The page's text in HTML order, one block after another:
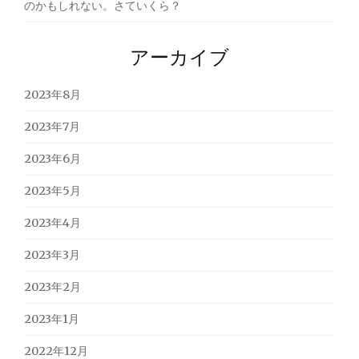
のかもしれない。さていくら？
アーカイブ
2023年8月
2023年7月
2023年6月
2023年5月
2023年4月
2023年3月
2023年2月
2023年1月
2022年12月